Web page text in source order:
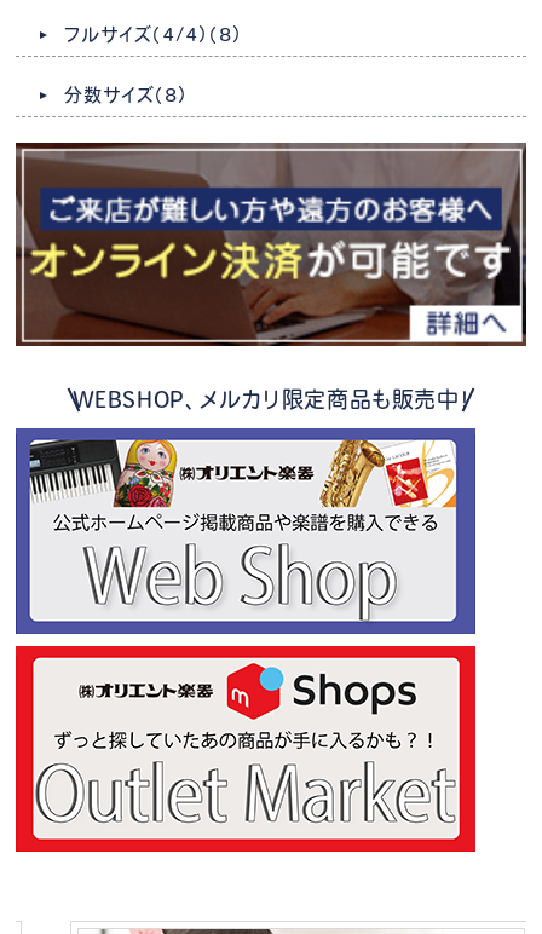
フルサイズ（4/4） （8）
分数サイズ（8）
WEBSHOP、メルカリ限定商品も販売中！